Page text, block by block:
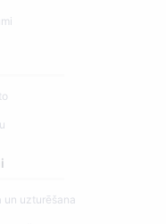
un uzturēšana